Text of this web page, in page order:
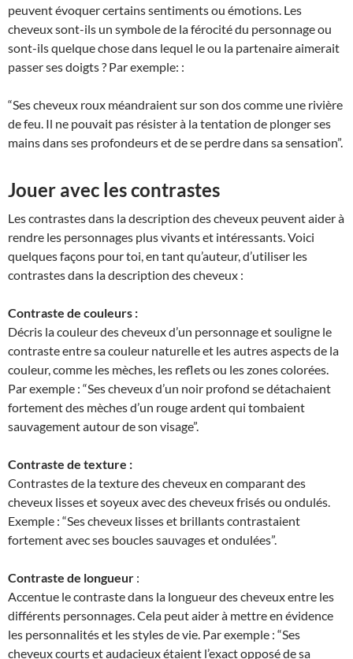
peuvent évoquer certains sentiments ou émotions. Les
cheveux sont-ils un symbole de la férocité du personnage ou
sont-ils quelque chose dans lequel le ou la partenaire aimerait
passer ses doigts ? Par exemple: :
“Ses cheveux roux méandraient sur son dos comme une rivière
de feu. Il ne pouvait pas résister à la tentation de plonger ses
mains dans ses profondeurs et de se perdre dans sa sensation”.
Jouer avec les contrastes
Les contrastes dans la description des cheveux peuvent aider à
rendre les personnages plus vivants et intéressants. Voici
quelques façons pour toi, en tant qu’auteur, d’utiliser les
contrastes dans la description des cheveux :
Contraste de couleurs :
Décris la couleur des cheveux d’un personnage et souligne le
contraste entre sa couleur naturelle et les autres aspects de la
couleur, comme les mèches, les reflets ou les zones colorées.
Par exemple : “Ses cheveux d’un noir profond se détachaient
fortement des mèches d’un rouge ardent qui tombaient
sauvagement autour de son visage”.
Contraste de texture :
Contrastes de la texture des cheveux en comparant des
cheveux lisses et soyeux avec des cheveux frisés ou ondulés.
Exemple : “Ses cheveux lisses et brillants contrastaient
fortement avec ses boucles sauvages et ondulées”.
Contraste de longueur :
Accentue le contraste dans la longueur des cheveux entre les
différents personnages. Cela peut aider à mettre en évidence
les personnalités et les styles de vie. Par exemple : “Ses
cheveux courts et audacieux étaient l’exact opposé de sa